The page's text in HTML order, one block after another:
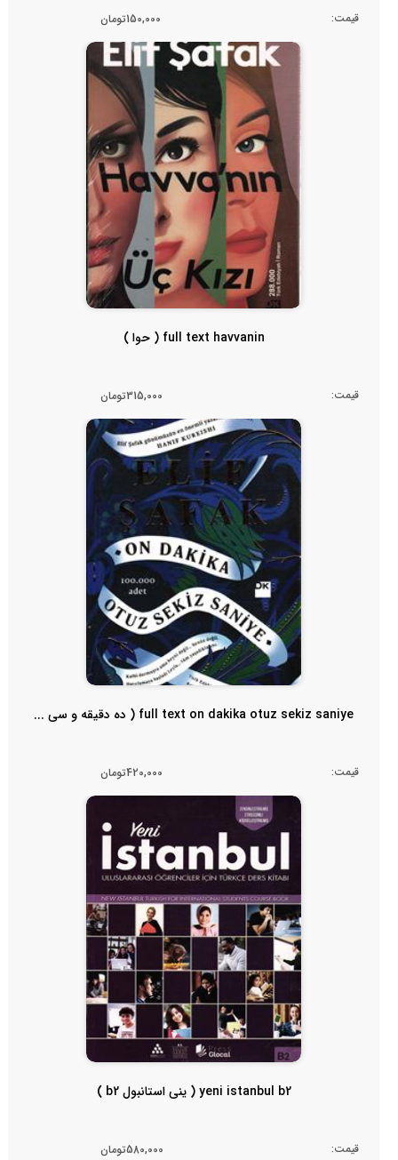
قیمت: 150,000تومان
full text havvanin ( حوا )
قیمت: 315,000تومان
full text on dakika otuz sekiz saniye ( ده دقیقه و سی ...
قیمت: 420,000تومان
yeni istanbul b2 ( ینی استانبول b2 )
قیمت: 580,000تومان